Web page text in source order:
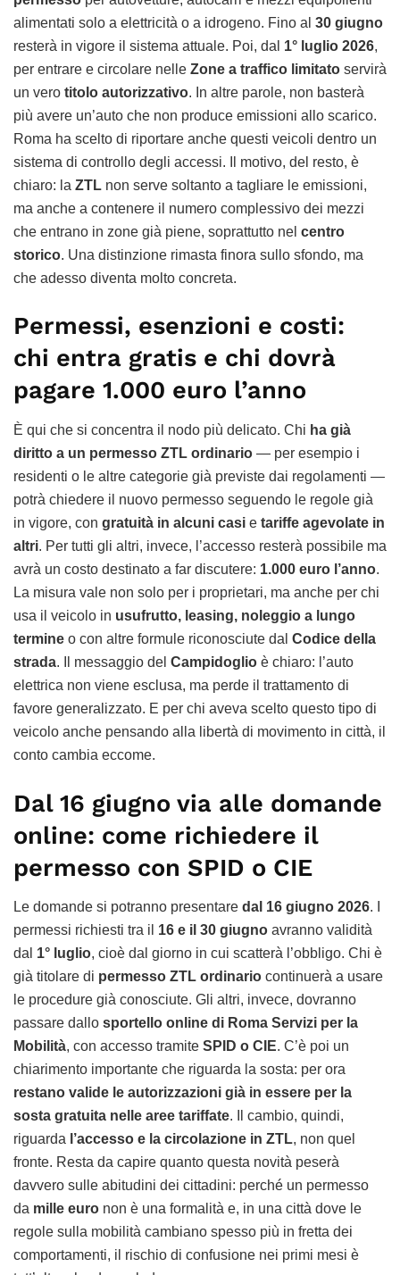
alimentati solo a elettricità o a idrogeno. Fino al 30 giugno
resterà in vigore il sistema attuale. Poi, dal 1° luglio 2026,
per entrare e circolare nelle Zone a traffico limitato servirà
un vero titolo autorizzativo. In altre parole, non basterà
più avere un’auto che non produce emissioni allo scarico.
Roma ha scelto di riportare anche questi veicoli dentro un
sistema di controllo degli accessi. Il motivo, del resto, è
chiaro: la ZTL non serve soltanto a tagliare le emissioni,
ma anche a contenere il numero complessivo dei mezzi
che entrano in zone già piene, soprattutto nel centro
storico. Una distinzione rimasta finora sullo sfondo, ma
che adesso diventa molto concreta.
Permessi, esenzioni e costi:
chi entra gratis e chi dovrà
pagare 1.000 euro l’anno
È qui che si concentra il nodo più delicato. Chi ha già
diritto a un permesso ZTL ordinario — per esempio i
residenti o le altre categorie già previste dai regolamenti —
potrà chiedere il nuovo permesso seguendo le regole già
in vigore, con gratuità in alcuni casi e tariffe agevolate in
altri. Per tutti gli altri, invece, l’accesso resterà possibile ma
avrà un costo destinato a far discutere: 1.000 euro l’anno.
La misura vale non solo per i proprietari, ma anche per chi
usa il veicolo in usufrutto, leasing, noleggio a lungo
termine o con altre formule riconosciute dal Codice della
strada. Il messaggio del Campidoglio è chiaro: l’auto
elettrica non viene esclusa, ma perde il trattamento di
favore generalizzato. E per chi aveva scelto questo tipo di
veicolo anche pensando alla libertà di movimento in città, il
conto cambia eccome.
Dal 16 giugno via alle domande
online: come richiedere il
permesso con SPID o CIE
Le domande si potranno presentare dal 16 giugno 2026. I
permessi richiesti tra il 16 e il 30 giugno avranno validità
dal 1° luglio, cioè dal giorno in cui scatterà l’obbligo. Chi è
già titolare di permesso ZTL ordinario continuerà a usare
le procedure già conosciute. Gli altri, invece, dovranno
passare dallo sportello online di Roma Servizi per la
Mobilità, con accesso tramite SPID o CIE. C’è poi un
chiarimento importante che riguarda la sosta: per ora
restano valide le autorizzazioni già in essere per la
sosta gratuita nelle aree tariffate. Il cambio, quindi,
riguarda l’accesso e la circolazione in ZTL, non quel
fronte. Resta da capire quanto questa novità peserà
davvero sulle abitudini dei cittadini: perché un permesso
da mille euro non è una formalità e, in una città dove le
regole sulla mobilità cambiano spesso più in fretta dei
comportamenti, il rischio di confusione nei primi mesi è